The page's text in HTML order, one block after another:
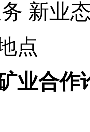
新业
点
业合作